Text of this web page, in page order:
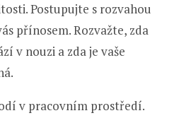
Postupujte s rozvahou
přínosem. Rozvažte, zda
v nouzi a zda je vaše
v pracovním prostředí.